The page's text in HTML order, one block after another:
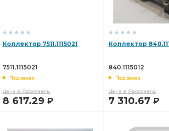
Коллектор 7511.1115021
7511.1115021
Под заказ
Цена в Ярославль
8 617.29 Р
Коллектор
840.1115012
Под заказ
Цена в Ярославль
7 310.67 Р